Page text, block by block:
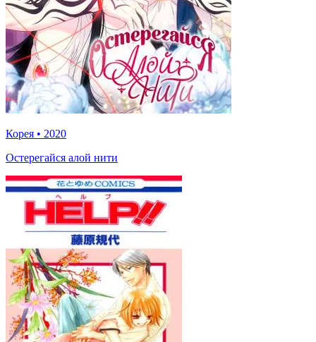
Корея • 2020
Остерегайся алой нити